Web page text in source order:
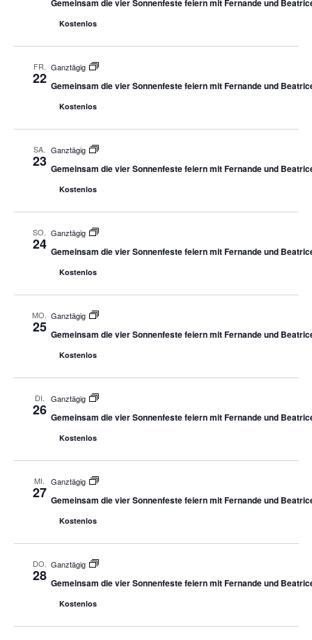
Gemeinsam die vier Sonnenfeste feiern mit Fernande und
Kostenlos
FR.
22
Ganztägig
Gemeinsam die vier Sonnenfeste feiern mit Fernande und
Kostenlos
SA.
23
Ganztägig
Gemeinsam die vier Sonnenfeste feiern mit Fernande und
Kostenlos
SO.
24
Ganztägig
Gemeinsam die vier Sonnenfeste feiern mit Fernande und
Kostenlos
MO.
25
Ganztägig
Gemeinsam die vier Sonnenfeste feiern mit Fernande und
Kostenlos
DI.
26
Ganztägig
Gemeinsam die vier Sonnenfeste feiern mit Fernande und
Kostenlos
MI.
27
Ganztägig
Gemeinsam die vier Sonnenfeste feiern mit Fernande und
Kostenlos
DO.
28
Ganztägig
Gemeinsam die vier Sonnenfeste feiern mit Fernande und
Kostenlos